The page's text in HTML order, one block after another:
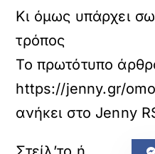
Κι όμως υπάρχει
τρόπος
Το πρωτότυπο
https://jenny.gr/
ανήκει στο Jenny